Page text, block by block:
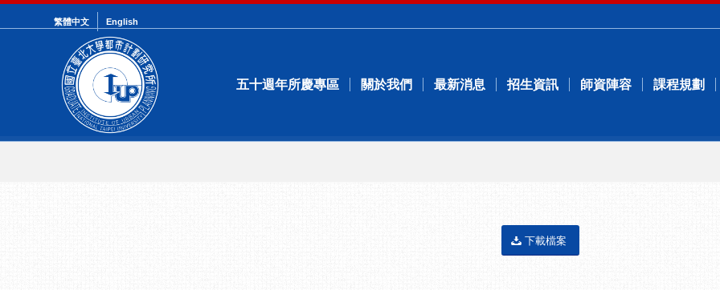
繁體中文 English
五十週年所慶專區 關於我們 最新消息 招生資訊 師資陣容 課程規劃
下載檔案